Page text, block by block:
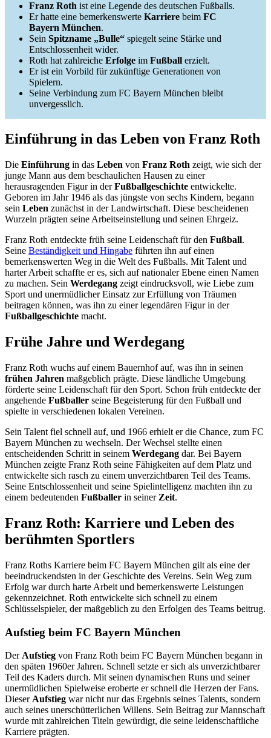
Franz Roth ist eine Legende des deutschen Fußballs.
Er hatte eine bemerkenswerte Karriere beim FC
Bayern München.
Sein Spitzname „Bulle“ spiegelt seine Stärke und
Entschlossenheit wider.
Roth hat zahlreiche Erfolge im Fußball erzielt.
Er ist ein Vorbild für zukünftige Generationen von
Spielern.
Seine Verbindung zum FC Bayern München bleibt
unvergesslich.
Einführung in das Leben von Franz Roth
Die Einführung in das Leben von Franz Roth zeigt, wie sich der
junge Mann aus dem beschaulichen Hausen zu einer
herausragenden Figur in derFußballgeschichte entwickelte.
Geboren im Jahr 1946 als das jüngste von sechs Kindern, begann
sein Leben zunächst in der Landwirtschaft. Diese bescheidenen
Wurzeln prägten seine Arbeitseinstellung und seinen Ehrgeiz.
Franz Roth entdeckte früh seine Leidenschaft für den Fußball.
Seine Beständigkeit und Hingabe führten ihn auf einen
bemerkenswerten Weg in die Welt des Fußballs. Mit Talent und
harter Arbeit schaffte er es, sich auf nationaler Ebene einen Namen
zu machen. Sein Werdegang zeigt eindrucksvoll, wie Liebe zum
Sport und unermüdlicher Einsatz zur Erfüllung von Träumen
beitragen können, was ihn zu einer legendären Figur in der
Fußballgeschichte macht.
Frühe Jahre und Werdegang
Franz Roth wuchs auf einem Bauernhof auf, was ihn in seinen
frühen Jahren maßgeblich prägte. Diese ländliche Umgebung
förderte seine Leidenschaft für den Sport. Schon früh entdeckte der
angehende Fußballer seine Begeisterung für den Fußball und
spielte in verschiedenen lokalen Vereinen.
Sein Talent fiel schnell auf, und 1966 erhielt er die Chance, zum FC
Bayern München zu wechseln. Der Wechsel stellte einen
entscheidenden Schritt in seinem Werdegang dar. Bei Bayern
München zeigte Franz Roth seine Fähigkeiten auf dem Platz und
entwickelte sich rasch zu einem unverzichtbaren Teil des Teams.
Seine Entschlossenheit und seine Spielintelligenz machten ihn zu
einem bedeutenden Fußballer in seiner Zeit.
Franz Roth: Karriere und Leben des
berühmten Sportlers
Franz Roths Karriere beim FC Bayern München gilt als eine der
beeindruckendsten in der Geschichte des Vereins. Sein Weg zum
Erfolg war durch harte Arbeit und bemerkenswerte Leistungen
gekennzeichnet. Roth entwickelte sich schnell zu einem
Schlüsselspieler, der maßgeblich zu den Erfolgen des Teams beitrug.
Aufstieg beim FC Bayern München
Der Aufstieg von Franz Roth beim FC Bayern München begann in
den späten 1960er Jahren. Schnell setzte er sich als unverzichtbarer
Teil des Kaders durch. Mit seinen dynamischen Runs und seiner
unermüdlichen Spielweise eroberte er schnell die Herzen der Fans.
Dieser Aufstieg war nicht nur das Ergebnis seines Talents, sondern
auch seines unerschütterlichen Willens. Sein Beitrag zur Mannschaft
wurde mit zahlreichen Titeln gewürdigt, die seine leidenschaftliche
Karriere prägten.